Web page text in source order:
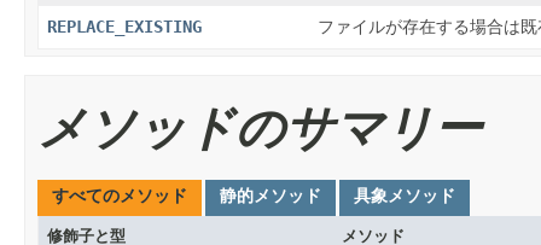
REPLACE_EXISTING ファイルが存在する場合は
メソッドのサマリー
すべてのメソッド 静的メソッド 具象メソッド
修飾子と型 メソッド